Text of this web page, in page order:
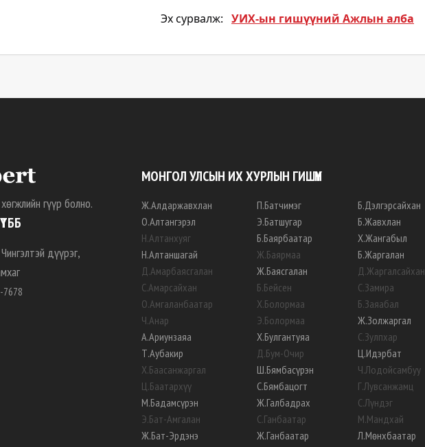
Эх сурвалж: УИХ-ын гишүүний Ажлын алба
гүүр болно.
дүүрэг,
7678
МОНГОЛ УЛСЫН ИХ ХУРЛЫН ГИШҮҮН
Ж.Алдаржавхлан
О.Алтангэрэл
Н.Алтанхуяг
Н.Алтаншагай
Д.Амарбаясгалан
С.Амарсайхан
О.Амгаланбаатар
Ч.Анар
А.Ариунзаяа
Т.Аубакир
Х.Баасанжаргал
Ц.Баатархүү
М.Бадамсүрэн
Э.Бат-Амгалан
Ж.Бат-Эрдэнэ
П.Батчимэг
Э.Батшугар
Б.Баярбаатар
Ж.Баярмаа
Ж.Баясгалан
Б.Бейсен
Х.Болормаа
Э.Болормаа
Х.Булгантуяа
Д.Бум-Очир
Ш.Бямбасүрэн
С.Бямбацогт
Ж.Галбадрах
С.Ганбаатар
Ж.Ганбаатар
Б.Дэлгэрсайхан
Б.Жавхлан
Х.Жангабыл
Б.Жаргалан
Д.Жаргалсайхан
С.Замира
Б.Заяабал
Ж.Золжаргал
С.Зулпхар
Ц.Идэрбат
Ч.Лодойсамбуу
Г.Лувсанжамц
С.Лүндэг
М.Мандхай
Л.Мөнхбаатар